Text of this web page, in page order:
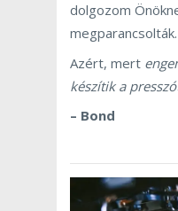
dolgozom
megparancsolták.
Azért, mert
készítik a
– Bond